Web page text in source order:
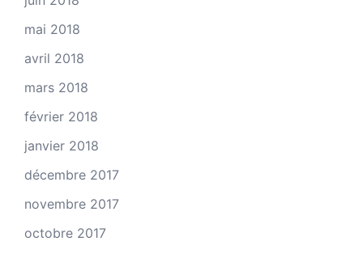
mai 2018
avril 2018
mars 2018
février 2018
janvier 2018
décembre 2017
novembre 2017
octobre 2017